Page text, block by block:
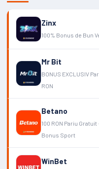
Zinx
100% Bonus de Bun
Mr Bit
BONUS EXCLUSIV
RON
Betano
100 RON Pariu Gratuit
Bonus Sport
WinBet